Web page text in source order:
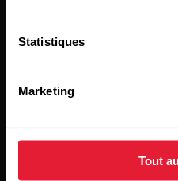
Statistiques
Marketing
Tout
En cliquant sur « Je m'abonne
des e-mails de Polar et